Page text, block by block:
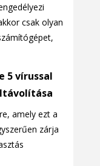
csak olyan
5 vírussal
amely ezt a
zárja